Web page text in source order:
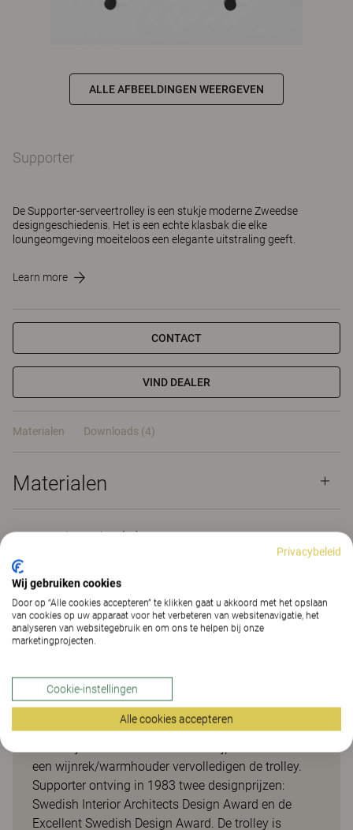
ALLE AFBEELDINGEN WEERGEVEN
Supporter
De Supporter-serveertrolley is een stukje moderne Zweedse
designgeschiedenis. Het is een echte klasbak die elke
loungeomgeving moeiteloos een elegante uitstraling geeft.
Learn more
CONTACT
VIND DEALER
Materialen Downloads (4)
Materialen
Downloads (4)
Supporter
afneembare plateaus in zwart metaal en losse
matten in kurk om het slippen tegen te gaan. De
stevige wieltjes zorgen ervoor dat de trolley
een wijnrek/warmhouder vervolledigen de trolley.
Supporter ontving in 1983 twee designprijzen:
Swedish Interior Architects Design Award en de
Excellent Swedish Design Award. De trolley is
Privacybeleid
Wij gebruiken cookies
Door op “Alle cookies accepteren” te klikken gaat u akkoord met het opslaan
van cookies op uw apparaat voor het verbeteren van websitenavigatie, het
analyseren van websitegebruik en om ons te helpen bij onze
marketingprojecten.
Cookie-instellingen
Alle cookies accepteren